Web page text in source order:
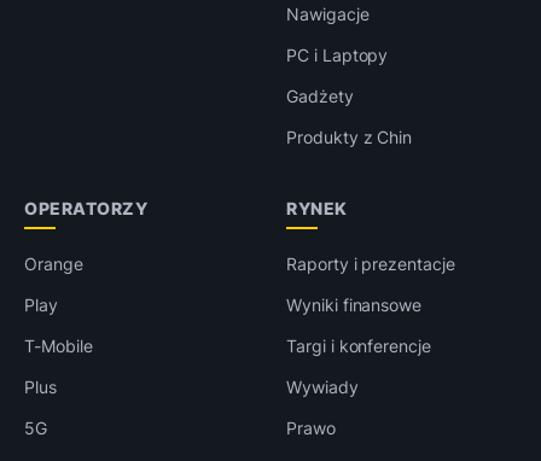
Nawigacje
PC i Laptopy
Gadżety
Produkty z Chin
OPERATORZY
Orange
Play
T-Mobile
Plus
5G
RYNEK
Raporty i prezentacje
Wyniki finansowe
Targi i konferencje
Wywiady
Prawo